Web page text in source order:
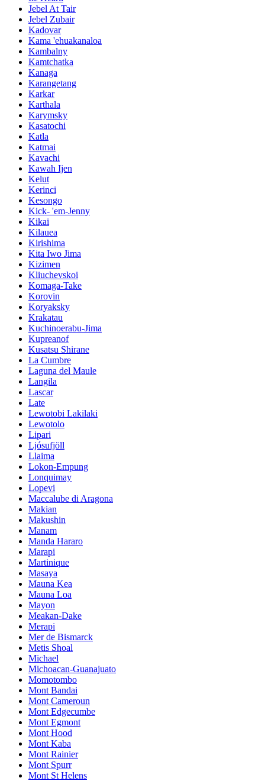
Jebel At Tair
Jebel Zubair
Kadovar
Kama 'ehuakanaloa
Kambalny
Kamtchatka
Kanaga
Karangetang
Karkar
Karthala
Karymsky
Kasatochi
Katla
Katmai
Kavachi
Kawah Ijen
Kelut
Kerinci
Kesongo
Kick- 'em-Jenny
Kikai
Kilauea
Kirishima
Kita Iwo Jima
Kizimen
Kliuchevskoi
Komaga-Take
Korovin
Koryaksky
Krakatau
Kuchinoerabu-Jima
Kupreanof
Kusatsu Shirane
La Cumbre
Laguna del Maule
Langila
Lascar
Late
Lewotobi Lakilaki
Lewotolo
Lipari
Ljósufjöll
Llaima
Lokon-Empung
Lonquimay
Lopevi
Maccalube di Aragona
Makian
Makushin
Manam
Manda Hararo
Marapi
Martinique
Masaya
Mauna Kea
Mauna Loa
Mayon
Meakan-Dake
Merapi
Mer de Bismarck
Metis Shoal
Michael
Michoacan-Guanajuato
Momotombo
Mont Bandai
Mont Cameroun
Mont Edgecumbe
Mont Egmont
Mont Hood
Mont Kaba
Mont Rainier
Mont Spurr
Mont St Helens